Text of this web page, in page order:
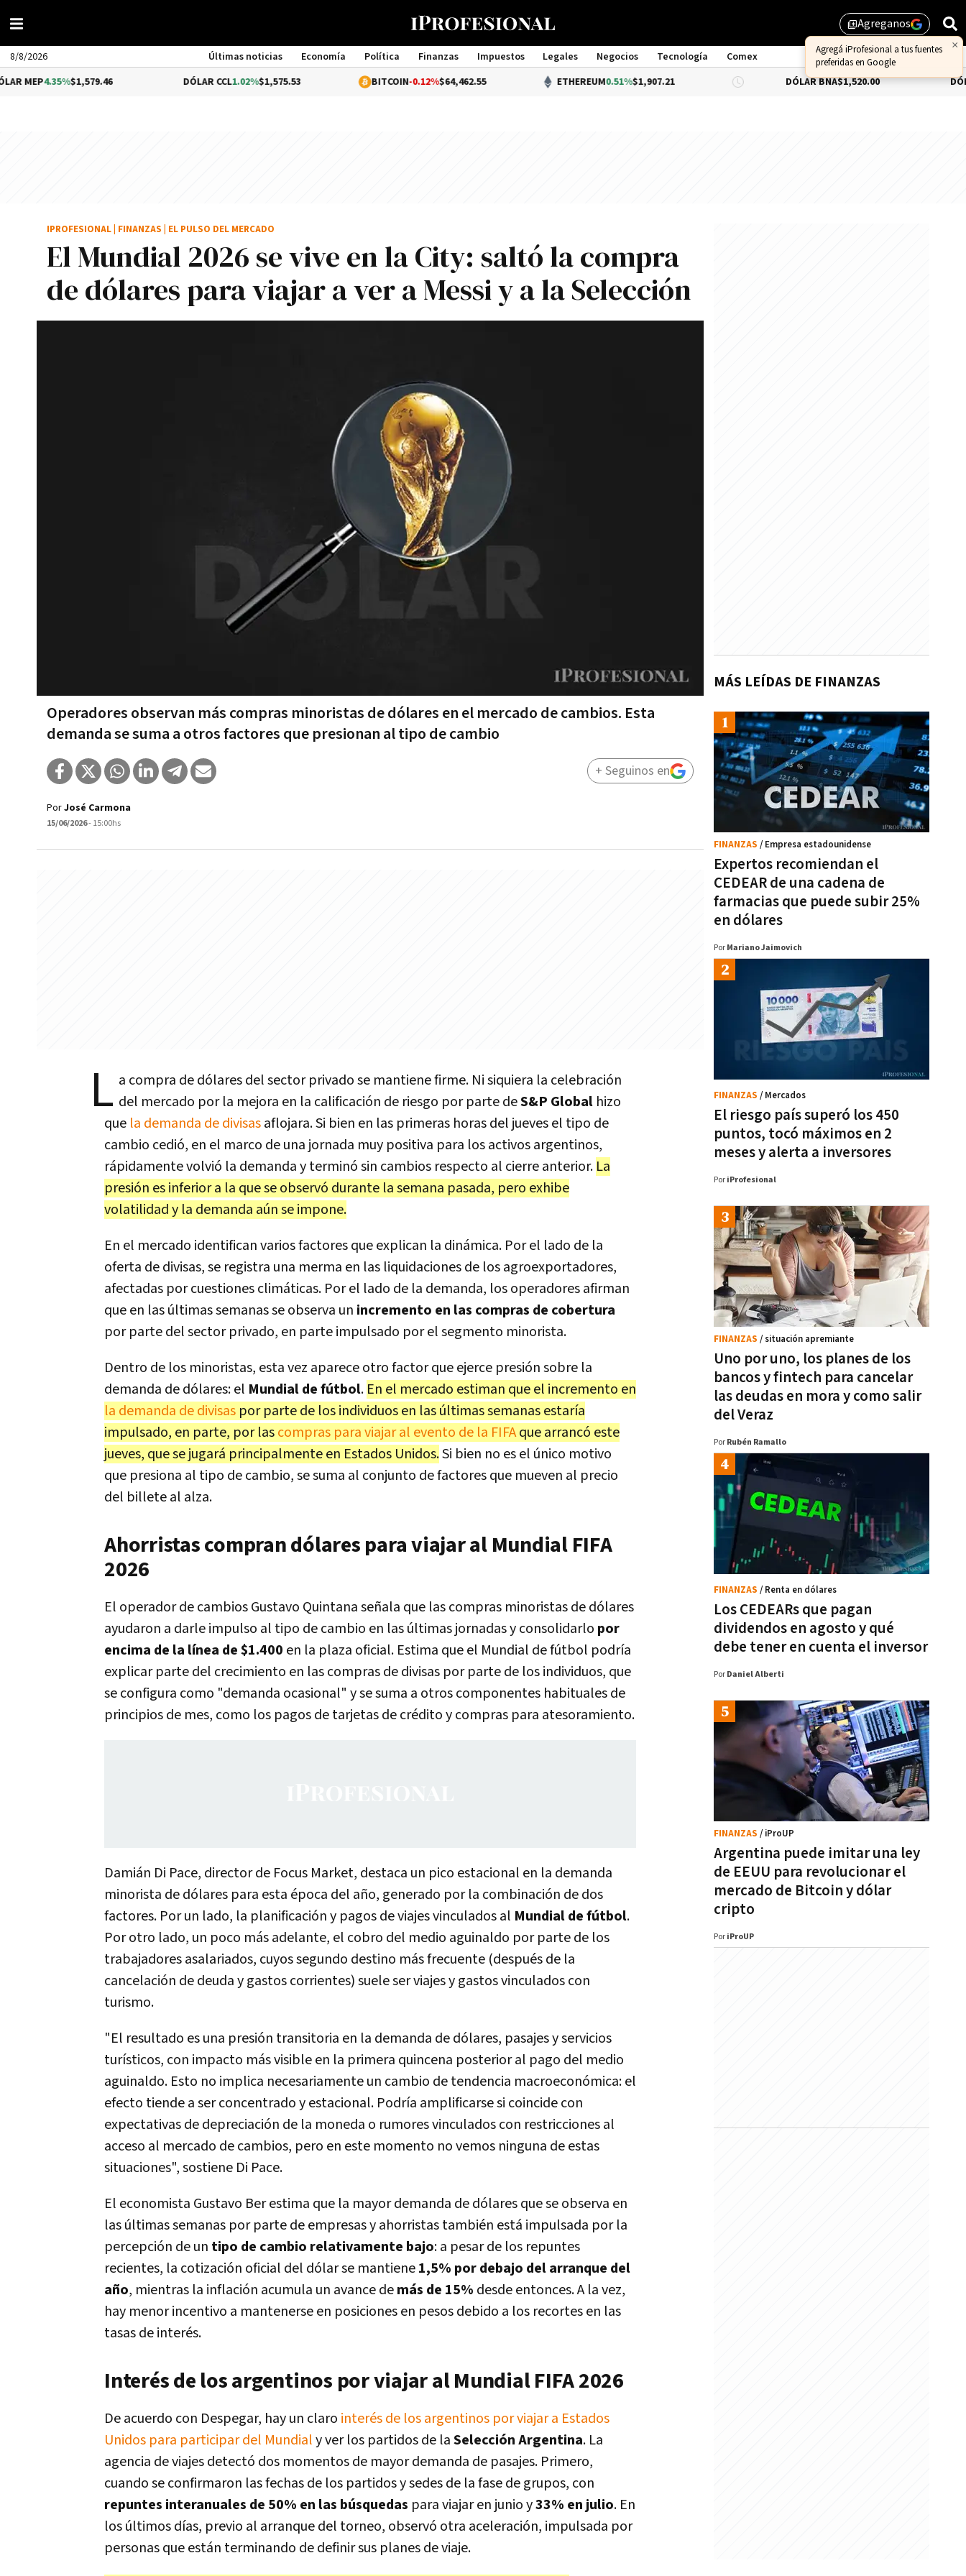
library_addAgreganos
8/8/2026 Últimas noticias Economía Política Finanzas Impuestos Legales Negocios Tecnología
Comex
Management
4.35%$1,579.46 DÓLAR CCL1.02%$1,575.53 BITCOIN-0.12%$64,462.55 ETHEREUM0.51%$1,907.21 DÓLAR BNA$1,520.00 DÓLAR
El Mundial 2026 se vive en la City: saltó la compra
de dólares para viajar a ver a Messi y a la Selección
Operadores observan más compras minoristas de dólares en el mercado de cambios. Esta
demanda se suma a otros factores que presionan al tipo de cambio
IPROFESIONAL FINANZAS EL PULSO DEL MERCADO
PorJosé Carmona
15/06/2026- 15:00hs
+ Seguinos en
L a compra de dólares del sector privado se mantiene firme. Ni siquiera la celebración
del mercado por la mejora en la calificación de riesgo por parte deS&P Global hizo
que la demanda de divisasaflojara. Si bien en las primeras horas del jueves el tipo de
cambio cedió, en el marco de una jornada muy positiva para los activos argentinos,
rápidamente volvió la demanda y terminó sin cambios respecto al cierre anterior. La
presión es inferior a la que se observó durante la semana pasada, pero exhibe
volatilidad y la demanda aún se impone.
En el mercado identifican varios factores que explican la dinámica. Por el lado de la
oferta de divisas, se registra una merma en las liquidaciones de los agroexportadores,
afectadas por cuestiones climáticas. Por el lado de la demanda, los operadores afirman
que en las últimas semanas se observa un incremento en las compras de cobertura
por parte del sector privado, en parte impulsado por el segmento minorista.
Dentro de los minoristas, esta vez aparece otro factor que ejerce presión sobre la
demanda de dólares: el Mundial de fútbol. En el mercado estiman que el incremento en
la demanda de divisas por parte de los individuos en las últimas semanas estaría
impulsado, en parte, por lascompras para viajar al evento de la FIFAque arrancó este
jueves, que se jugará principalmente en Estados Unidos.Si bien no es el único motivo
que presiona al tipo de cambio, se suma al conjunto de factores que mueven al precio
del billete al alza.
Ahorristas compran dólares para viajar al Mundial FIFA
2026
El operador de cambios Gustavo Quintana señala que las compras minoristas de dólares
ayudaron a darle impulso al tipo de cambio en las últimas jornadas y consolidarlo por
encima de la línea de $1.400 en la plaza oficial. Estima que el Mundial de fútbol podría
explicar parte del crecimiento en las compras de divisas por parte de los individuos, que
se configura como "demanda ocasional" y se suma a otros componentes habituales de
principios de mes, como los pagos de tarjetas de crédito y compras para atesoramiento.
Damián Di Pace, director de Focus Market, destaca un pico estacional en la demanda
minorista de dólares para esta época del año, generado por la combinación de dos
factores. Por un lado, la planificación y pagos de viajes vinculados al Mundial de fútbol.
Por otro lado, un poco más adelante, el cobro del medio aguinaldo por parte de los
trabajadores asalariados, cuyos segundo destino más frecuente (después de la
cancelación de deuda y gastos corrientes) suele ser viajes y gastos vinculados con
turismo.
"El resultado es una presión transitoria en la demanda de dólares, pasajes y servicios
turísticos, con impacto más visible en la primera quincena posterior al pago del medio
aguinaldo. Esto no implica necesariamente un cambio de tendencia macroeconómica: el
efecto tiende a ser concentrado y estacional. Podría amplificarse si coincide con
expectativas de depreciación de la moneda o rumores vinculados con restricciones al
acceso al mercado de cambios, pero en este momento no vemos ninguna de estas
situaciones", sostiene Di Pace.
El economista Gustavo Ber estima que la mayor demanda de dólares que se observa en
las últimas semanas por parte de empresas y ahorristas también está impulsada por la
percepción de un tipo de cambio relativamente bajo: a pesar de los repuntes
recientes, la cotización oficial del dólar se mantiene1,5% por debajo del arranque del
año, mientras la inflación acumula un avance demás de 15% desde entonces. A la vez,
hay menor incentivo a mantenerse en posiciones en pesos debido a los recortes en las
tasas de interés.
Interés de los argentinos por viajar al Mundial FIFA 2026
De acuerdo con Despegar, hay un claro interés de los argentinos por viajar a Estados
Unidos para participar del Mundialy ver los partidos de laSelección Argentina. La
agencia de viajes detectó dos momentos de mayor demanda de pasajes. Primero,
cuando se confirmaron las fechas de los partidos y sedes de la fase de grupos, con
repuntes interanuales de 50% en las búsquedas para viajar en junio y33% en julio. En
los últimos días, previo al arranque del torneo, observó otra aceleración, impulsada por
personas que están terminando de definir sus planes de viaje.
MÁS LEÍDAS DE FINANZAS
Expertos recomiendan el
CEDEAR de una cadena de
farmacias que puede subir 25%
en dólares
FINANZAS / Empresa estadounidense
Por Mariano Jaimovich
El riesgo país superó los 450
puntos, tocó máximos en 2
meses y alerta a inversores
FINANZAS / Mercados
Por iProfesional
Uno por uno, los planes de los
bancos y fintech para cancelar
las deudas en mora y como salir
del Veraz
FINANZAS / situación apremiante
Por Rubén Ramallo
Los CEDEARs que pagan
dividendos en agosto y qué
debe tener en cuenta el inversor
FINANZAS / Renta en dólares
Por Daniel Alberti
Argentina puede imitar una ley
de EEUU para revolucionar el
mercado de Bitcoin y dólar
cripto
FINANZAS / iProUP
Por iProUP